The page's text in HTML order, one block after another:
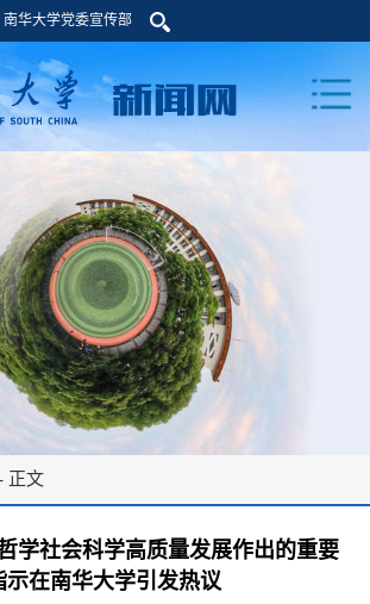
南华大学党委宣传部
正文
学社会科学高质量发展作出的重要
示在南华大学引发热议